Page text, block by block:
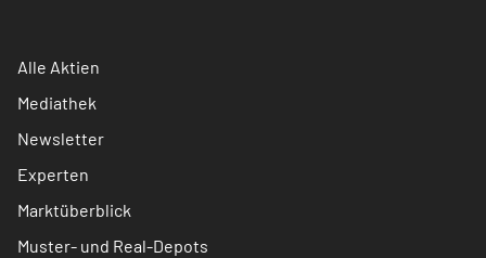
Alle Aktien
Mediathek
Newsletter
Experten
Marktüberblick
Muster- und Real-Depots